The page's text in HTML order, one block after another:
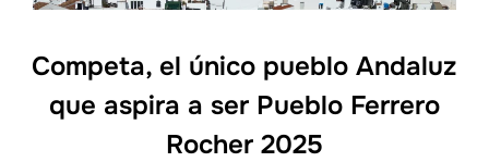
Competa, el único pueblo Andaluz
que aspira a ser Pueblo Ferrero
Rocher 2025